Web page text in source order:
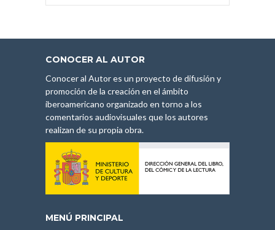
CONOCER AL AUTOR
Conocer al Autor es un proyecto de difusión y
promoción de la creación en el ámbito
iberoamericano organizado en torno a los
comentarios audiovisuales que los autores
realizan de su propia obra.
MENÚ PRINCIPAL